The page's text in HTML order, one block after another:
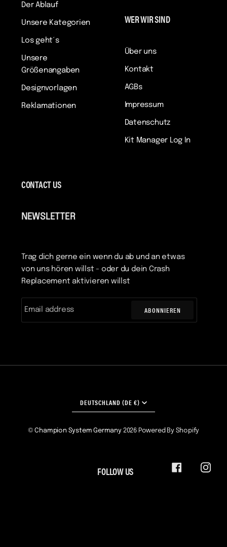
Der Ablauf
Unsere Kategorien
Los geht´s
Unsere
Größenangaben
Designvorlagen
Reklamationen
WER WIR SIND
Über uns
Kontakt
AGBs
Impressum
Datenschutz
Kit Manager Log In
CONTACT US
NEWSLETTER
Trag dich gerne ein wenn du ab und an etwas
von uns hören willst - oder du dein Crash
Replacement aktivieren willst
ABONNIEREN
WÄHRUNG
DEUTSCHLAND (DE €)
©Champion System Germany2026 Powered By Shopify
FOLLOW US FACEBOOK